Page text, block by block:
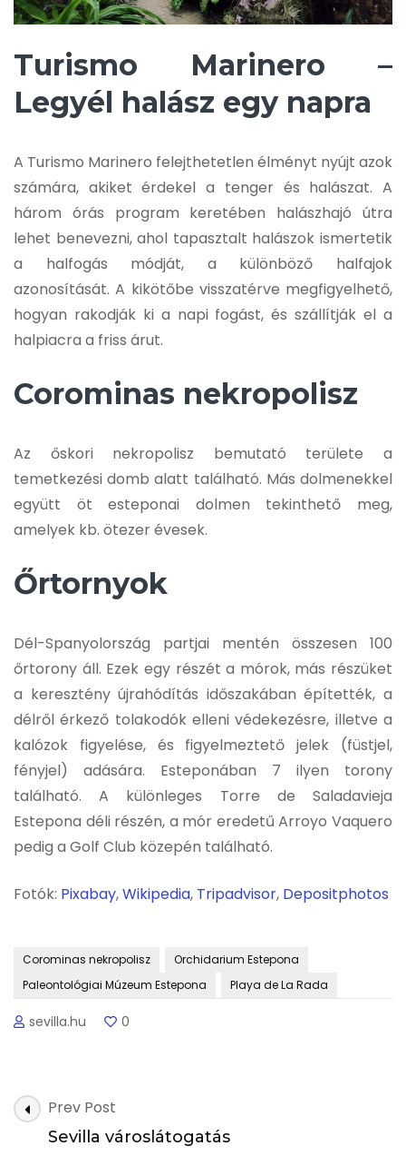
Turismo Marinero –
Legyél halász egy napra
A Turismo Marinero felejthetetlen élményt nyújt azok
számára, akiket érdekel a tenger és halászat. A
három órás program keretében halászhajó útra
lehet benevezni, ahol tapasztalt halászok ismertetik
a halfogás módját, a különböző halfajok
azonosítását. A kikötőbe visszatérve megfigyelhető,
hogyan rakodják ki a napi fogást, és szállítják el a
halpiacra a friss árut.
Corominas nekropolisz
Az őskori nekropolisz bemutató területe a
temetkezési domb alatt található. Más dolmenekkel
együtt öt esteponai dolmen tekinthető meg,
amelyek kb. ötezer évesek.
Őrtornyok
Dél-Spanyolország partjai mentén összesen 100
őrtorony áll. Ezek egy részét a mórok, más részüket
a keresztény újrahódítás időszakában építették, a
délről érkező tolakodók elleni védekezésre, illetve a
kalózok figyelése, és figyelmeztető jelek (füstjel,
fényjel) adására. Esteponában 7 ilyen torony
található. A különleges Torre de Saladavieja
Estepona déli részén, a mór eredetű Arroyo Vaquero
pedig a Golf Club közepén található.
Fotók: Pixabay,Wikipedia, Tripadvisor, Depositphotos
Corominas nekropolisz
Orchidarium Estepona
Paleontológiai Múzeum Estepona
Playa de La Rada
sevilla.hu 0
Post
Navigation
Prev Post
Sevilla városlátogatás